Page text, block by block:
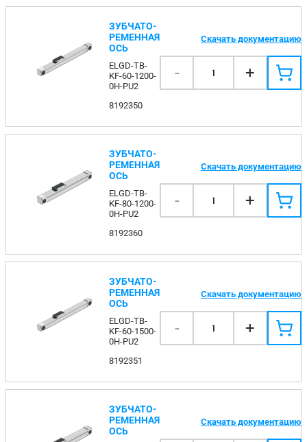
ЗУБЧАТО-
РЕМЕННАЯ
ОСЬ
ELGD-TB-
KF-60-1200-
0H-PU2
8192350
Скачать документацию
- 1 +
ЗУБЧАТО-
РЕМЕННАЯ
ОСЬ
ELGD-TB-
KF-80-1200-
0H-PU2
8192360
Скачать документацию
- 1 +
ЗУБЧАТО-
РЕМЕННАЯ
ОСЬ
ELGD-TB-
KF-60-1500-
0H-PU2
8192351
Скачать документацию
- 1 +
ЗУБЧАТО-
РЕМЕННАЯ
ОСЬ
Скачать документацию